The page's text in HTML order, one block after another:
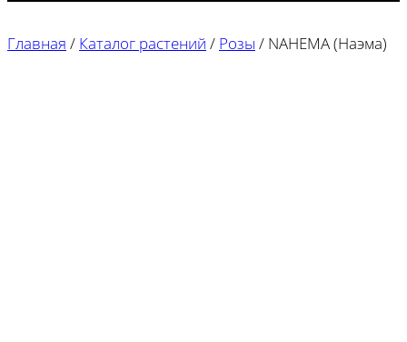
Главная / Каталог растений / Розы / NAHEMA (Наэма)